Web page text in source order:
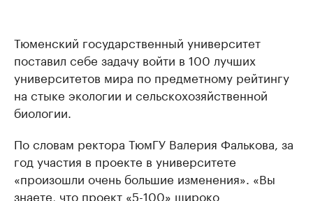
Тюменский государственный университет
поставил себе задачу войти в 100 лучших
университетов мира по предметному рейтингу
на стыке экологии и сельскохозяйственной
биологии.
По словам ректора ТюмГУ Валерия Фалькова, за
год участия в проекте в университете
«произошли очень большие изменения». «Вы
знаете, что проект «5-100» широко